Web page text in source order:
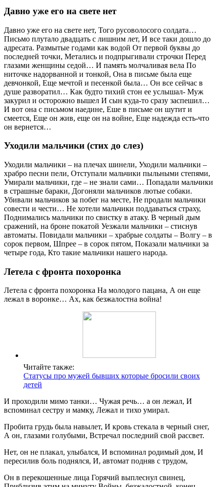
Давно уже его на свете нет
Давно уже его на свете нет, Того русоволосого солдата…
Письмо плутало двадцать с лишним лет, И все таки дошло до
адресата. Размытые годами как водой От первой буквы до
последней точки, Метались и подпрыгивали строчки Перед
глазами женщины седой… И память молчаливая вела По
ниточке надорванной и тонкой, Она в письме была еще
девчонкой, Еще мечтой и песенкой была… Он все сейчас в
душе разворатил… Как будто тихий стон ее услышал- Муж
закурил и осторожно вышел И сын куда-то сразу заспешил…
И вот она с письмом наедине, Еше в письме он шутит и
смеется, Еще он жив, еще он на войне, Еще надежда есть-что
он вернется…
Уходили мальчики (стих до слез)
Уходили мальчики – на плечах шинели, Уходили мальчики –
храбро песни пели, Отступали мальчики пыльными степями,
Умирали мальчики, где – не знали сами… Попадали мальчики
в страшные бараки, Догоняли мальчиков лютые собаки.
Убивали мальчиков за побег на месте, Не продали мальчики
совести и чести… Не хотели мальчики поддаваться страху,
Поднимались мальчики по свистку в атаку. В черный дым
сражений, на броне покатой Уезжали мальчики – стиснув
автоматы. Повидали мальчики – храбрые солдаты – Волгу – в
сорок первом, Шпрее – в сорок пятом, Показали мальчики за
четыре года, Кто такие мальчики нашего народа.
Летела с фронта похоронка
Летела с фронта похоронка На молодого пацана, А он еще
лежал в воронке… Ах, как безжалостна война!
Читайте также:
Статусы про мужей бывших которые бросили своих
детей
И проходили мимо танки… Чужая речь… а он лежал, И
вспоминал сестру и мамку, Лежал и тихо умирал.
Пробита грудь была навылет, И кровь стекала в черный снег,
А он, глазами голубыми, Встречал последний свой рассвет.
Нет, он не плакал, улыбался, И вспоминал родимый дом, И
пересилив боль поднялся, И, автомат подняв с трудом,
Он в перекошенные лица Горячий выплеснул свинец,